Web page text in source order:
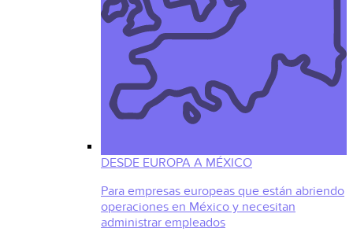
DESDE EUROPA A MÉXICO
Para empresas europeas que están abriendo
operaciones en México y necesitan
administrar empleados